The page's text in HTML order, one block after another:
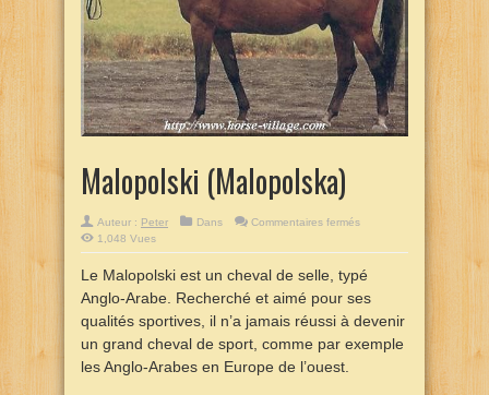
Malopolski (Malopolska)
Auteur : Peter Dans Commentaires ferméssur
1,048 Vues
Le Malopolski est un cheval de selle, typé
Anglo-Arabe. Recherché et aimé pour ses
qualités sportives, il n’a jamais réussi à devenir
un grand cheval de sport, comme par exemple
les Anglo-Arabes en Europe de l’ouest.